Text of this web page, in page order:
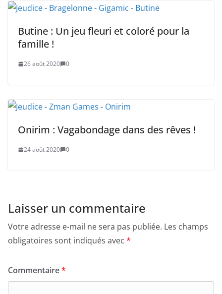
Butine : Un jeu fleuri et coloré pour la
famille !
26 août 2020 0
Onirim : Vagabondage dans des rêves !
24 août 2020 0
Laisser un commentaire
Votre adresse e-mail ne sera pas publiée. Les champs
obligatoires sont indiqués avec *
Commentaire*